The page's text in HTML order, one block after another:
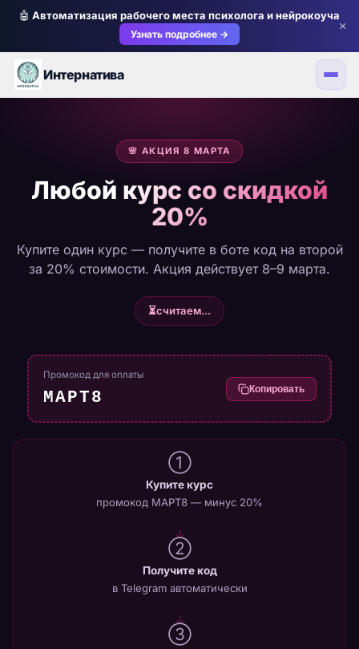
🤖 Автоматизация рабочего места психолога и нейрокоуча
Узнать подробнее →
×
Интернатива
🌸 АКЦИЯ 8 МАРТА
Любой курс со скидкой
20%
Купите один курс — получите в боте код на второй
за 20% стоимости. Акция действует 8–9 марта.
⏳считаем...
Промокод для оплаты
МАРТ8 Копировать
①
Купите курс
промокод МАРТ8 — минус 20%
②
Получите код
в Telegram автоматически
③